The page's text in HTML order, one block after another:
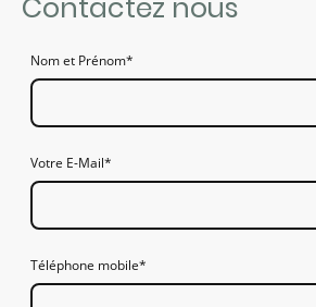
Nom et Prénom*
Votre E-Mail*
Téléphone mobile*